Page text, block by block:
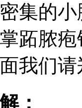
集的
跖脓
我们
：